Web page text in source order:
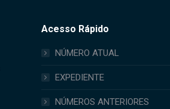
Acesso Rápido
NÚMERO ATUAL
EXPEDIENTE
NÚMEROS ANTERIORES